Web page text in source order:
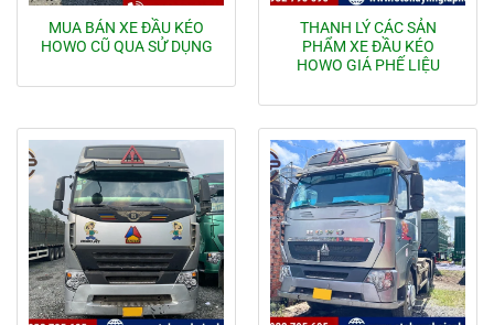
MUA BÁN XE ĐẦU KÉO
HOWO CŨ QUA SỬ DỤNG
THANH LÝ CÁC SẢN
PHẨM XE ĐẦU KÉO
HOWO GIÁ PHẾ LIỆU